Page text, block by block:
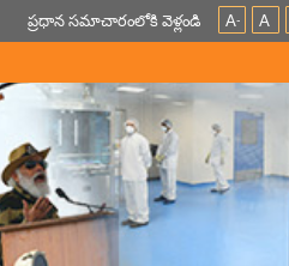
ప్ర‌ధాన స‌మాచారంలోకి వెళ్లండి A- A